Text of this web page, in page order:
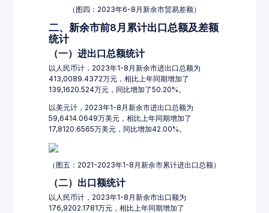
（图四：2023年6-8月新余市贸易差额）
二、新余市前8月累计出口总额及差额
统计
（一）进出口总额统计
以人民币计，2023年1-8月新余市进出口总额为
413,0089.4372万元，相比上年同期增加了
139,1620.524万元，同比增加了50.20%。
以美元计，2023年1-8月新余市进出口总额为
59,6414.0649万美元，相比上年同期增加了
17,8120.6565万美元，同比增加42.00%。
（图五：2021-2023年1-8月新余市累计进出口总额）
（二）出口额统计
以人民币计，2023年1-8月新余市出口额为
176,9202.1781万元，相比上年同期增加了